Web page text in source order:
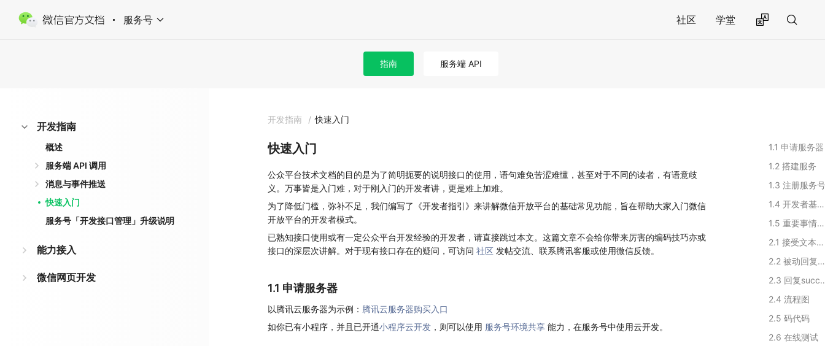
服务号 社区 学堂
指南 服务端 API
开发指南
概述
服务端 API 调用
消息与事件推送
快速入门
服务号「开发接口管理」升级说明
能力接入
微信网页开发
开发指南 / 快速入门
快速入门
公众平台技术文档的目的是为了简明扼要的说明接口的使用，语句难免苦涩难懂，甚至对于不同的读者，有语意歧
义。万事皆是入门难，对于刚入门的开发者讲，更是难上加难。
为了降低门槛，弥补不足，我们编写了《开发者指引》来讲解微信开放平台的基础常见功能，旨在帮助大家入门微信
开放平台的开发者模式。
已熟知接口使用或有一定公众平台开发经验的开发者，请直接跳过本文。这篇文章不会给你带来厉害的编码技巧亦或
接口的深层次讲解。对于现有接口存在的疑问，可访问 社区 发帖交流、联系腾讯客服或使用微信反馈。
1.1 申请服务器
以腾讯云服务器为示例： 腾讯云服务器购买入口
如你已有小程序，并且已开通小程序云开发 ，则可以使用 服务号环境共享 能力，在服务号中使用云开发。
1.1 申请服务器
1.2 搭建服务
1.3 注册服务号
1.4 开发者基本配置
1.5 重要事情提前交代
2.1 接受文本消息
2.2 被动回复文本消息
2.3 回复
2.4 流程图
2.5 码代码
2.6 在线测试